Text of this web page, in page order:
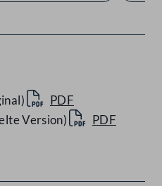
PDF
Version)
PDF